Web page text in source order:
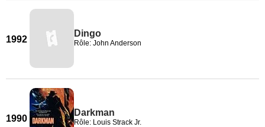
1992
Dingo
Rôle: John Anderson
1990
Darkman
Rôle: Louis Strack Jr.